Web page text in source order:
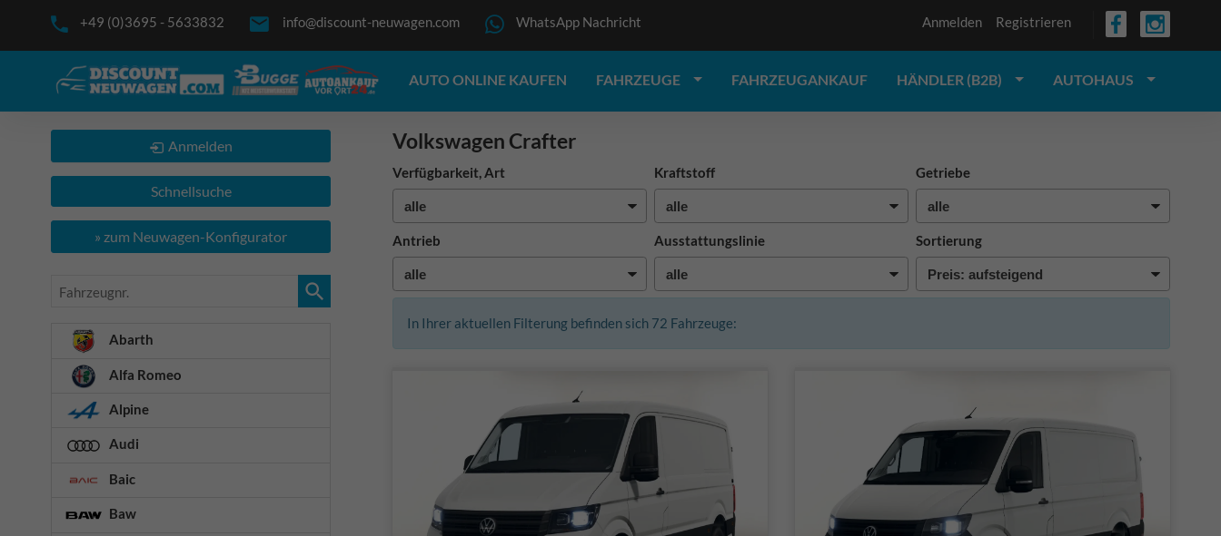
+49 (0)3695 - 5633832 info@discount-neuwagen.com WhatsApp Nachricht Anmelden Registrieren
AUTO ONLINE KAUFEN FAHRZEUGE FAHRZEUGANKAUF HÄNDLER (B2B) AUTOHAUS
Volkswagen Crafter
Verfügbarkeit, Art Kraftstoff Getriebe
Antrieb Ausstattungslinie Sortierung
In Ihrer aktuellen Filterung befinden sich 72 Fahrzeuge:
Anmelden
Schnellsuche
» zum Neuwagen-Konfigurator
Fahrzeugnr.
Abarth
Alfa Romeo
Alpine
Audi
Baic
Baw